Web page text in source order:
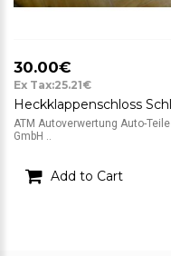
30.00€
Ex Tax:25.21€
ATM Autoverwertung Auto-Teile
GmbH ..
Add to Cart